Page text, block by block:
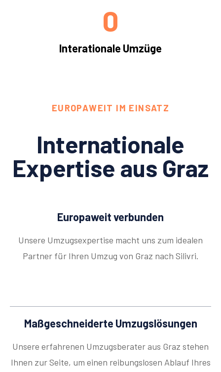
Interationale Umzüge
0
EUROPAWEIT IM EINSATZ
Internationale
Expertise aus Graz
Europaweit verbunden
Unsere Umzugsexpertise macht uns zum idealen
Partner für Ihren Umzug von Graz nach Silivri.
Maßgeschneiderte Umzugslösungen
Unsere erfahrenen Umzugsberater aus Graz stehen
Ihnen zur Seite, um einen reibungslosen Ablauf Ihres